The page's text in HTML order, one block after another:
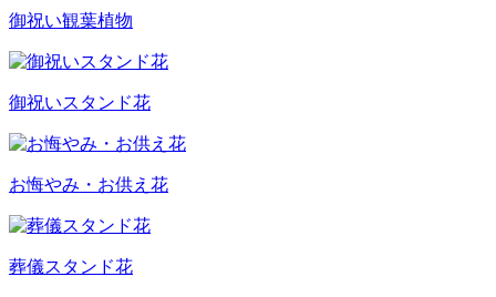
御祝い観葉植物
御祝いスタンド花
お悔やみ・お供え花
葬儀スタンド花